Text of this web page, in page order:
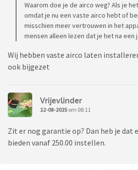
Waarom doe je de airco weg? Als je
omdat je nu een vaste airco hebt of
misschien meer vertrouwen in het
mensen alleen lezen dat je het na een
Wij hebben vaste airco laten
ook bijgezet
Vrijevlinder
12-08-2025 om 08:11
Zit er nog garantie op? Dan heb je dat
bieden vanaf 250.00 instellen.